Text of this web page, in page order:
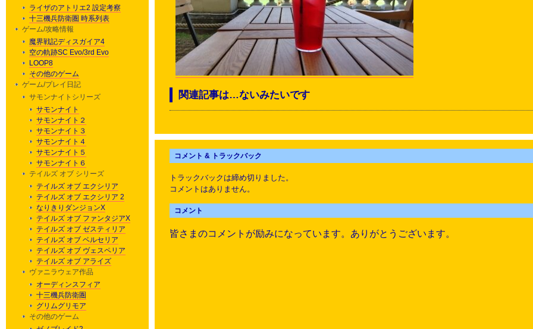
関連記事は…ないみたいです
コメント & トラックバック
トラックバックは締め切りました。
コメントはありません。
コメント
皆さまのコメントが励みになっています。ありがとうございます。
ライザのアトリエ2 設定考察
十三機兵防衛圏 時系列表
ゲーム/攻略情報
魔界戦記ディスガイア4
空の軌跡SC Evo/3rd Evo
LOOP8
その他のゲーム
ゲーム/プレイ日記
サモンナイトシリーズ
サモンナイト
サモンナイト２
サモンナイト３
サモンナイト４
サモンナイト５
サモンナイト６
テイルズ オブ シリーズ
テイルズ オブ エクシリア
テイルズ オブ エクシリア 2
なりきりダンジョンX
テイルズ オブ ファンタジアX
テイルズ オブ ゼスティリア
テイルズ オブ ベルセリア
テイルズ オブ ヴェスペリア
テイルズ オブ アライズ
ヴァニラウェア作品
オーディンスフィア
十三機兵防衛圏
グリムグリモア
その他のゲーム